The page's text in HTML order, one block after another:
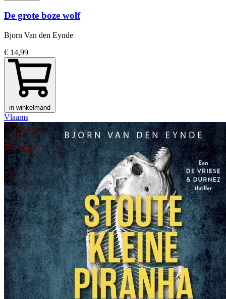
De grote boze wolf
Bjorn Van den Eynde
€ 14,99
in winkelmand
Vlaams